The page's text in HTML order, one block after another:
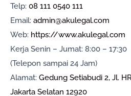
Telp: 08 111 0540 111
Email: admin@akulegal.com
Web: https://www.akulegal.com
Kerja Senin – Jumat: 8:00 – 17:30
(Telepon sampai 24 Jam)
Alamat: Gedung Setiabudi 2, Jl.
Jakarta Selatan 12920